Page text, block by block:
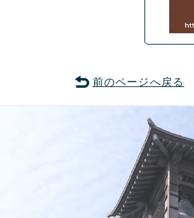
前のページへ戻る